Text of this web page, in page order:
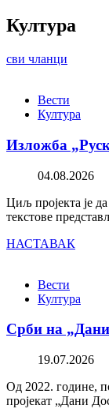
Култура
сви чланци
Вести
Култура
Изложба
04.08.2026
Циљ пројекта је
текстове
НАСТАВАК
Вести
Култура
Срби на
19.07.2026
Од 2022. године,
пројекат „Дани